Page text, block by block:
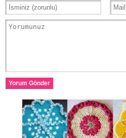
Yorum Gönder